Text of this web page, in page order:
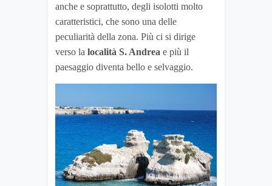
anche e soprattutto, degli isolotti molto
caratteristici, che sono una delle
peculiarità della zona. Più ci si dirige
verso la località S. Andrea e più il
paesaggio diventa bello e selvaggio.